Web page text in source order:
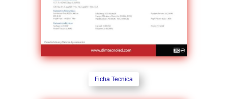
Ficha Tecnica